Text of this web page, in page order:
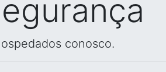
conosco.